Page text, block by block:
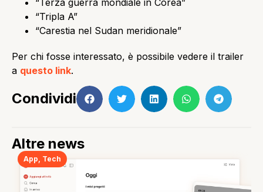
“Tripla A”
“Carestia nel Sudan meridionale”
Per chi fosse interessato, è possibile vedere il trailer
a questo link.
Condividi
Altre news
App Tech